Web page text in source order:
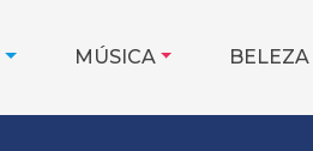
MÚSICA BELEZA